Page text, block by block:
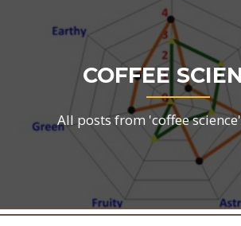
COFFEE
All posts from 'coffee